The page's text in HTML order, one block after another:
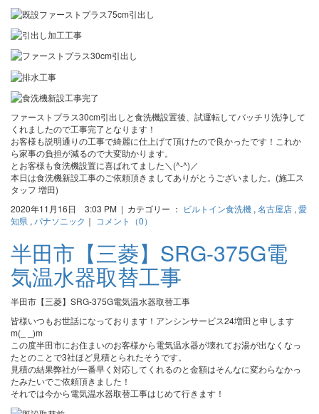
ファーストプラス30cm引出しと食洗機設置後、試運転してバッチリ洗浄して
くれましたので工事完了となります！
お客様も説明通りの工事で綺麗に仕上げて頂けたので良かったです！これか
ら家事の負担が減るので大変助かります。
とお客様も食洗機設置に喜ばれてました＼(^-^)／
本日は食洗機新設工事のご依頼頂きましてありがとうございました。(施工ス
タッフ 増田)
2020年11月16日 3:03 PM | カテゴリー ： ビルトイン食洗機 , 名古屋店 , 愛
知県 , パナソニック ｜ コメント（0）
半田市【三菱】SRG-375G電
気温水器取替工事
半田市【三菱】SRG-375G電気温水器取替工事
皆様いつもお世話になっております！アンシンサービス24増田と申します
m(_ _)m
この度半田市にお住まいのお客様から電気温水器が壊れてお湯が出なくなっ
たとのことで3社ほど見積とられたそうです。
見積の結果弊社が一番早く対応してくれるのと金額はそんなに変わらなかっ
たみたいでご依頼頂きました！
それでは今から電気温水器取替工事はじめて行きます！